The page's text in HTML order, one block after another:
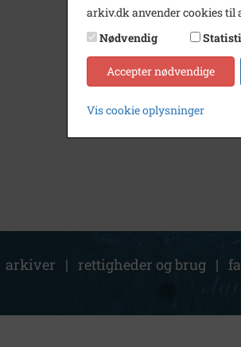
arkiver | rettigheder og brug |
arkiv.dk anvender cookies til
Nødvendig
Accepter nødvendige
Vis cookie oplysninger